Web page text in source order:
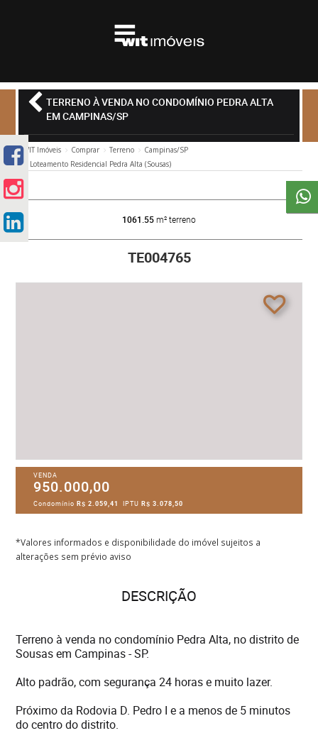
TERRENO À VENDA NO CONDOMÍNIO PEDRA ALTA
EM CAMPINAS/SP
WIT Imóveis Comprar Terreno
Campinas/SP
Loteamento Residencial Pedra Alta (Sousas)
1061.55m² terreno
TE004765
VENDA
950.000,00
CondomínioR$ 2.059,41 IPTUR$ 3.078,50
*Valores informados e disponibilidade do imóvel sujeitos a
alterações sem prévio aviso
DESCRIÇÃO
Terreno à venda no condomínio Pedra Alta, no distrito de
Sousas em Campinas - SP.
Alto padrão, com segurança 24 horas e muito lazer.
Próximo da Rodovia D. Pedro I e a menos de 5 minutos
do centro do distrito.